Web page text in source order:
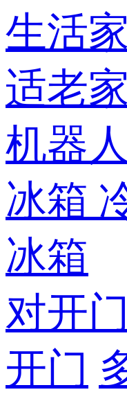
生活
适老
机器人
冰箱
冰箱
对开门
开门